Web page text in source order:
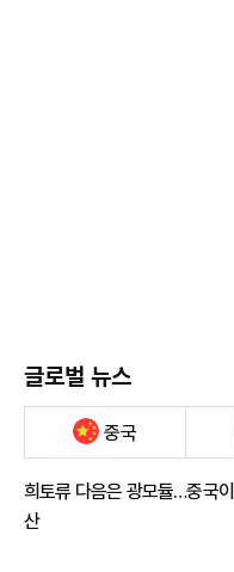
글로벌 뉴스
중국
희토류 다음은 광모듈…중국
산